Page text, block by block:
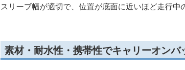
スリーブ幅が適切で、位置が底面に近いほど走行中
素材・耐水性・携帯性でキャリーオンバ